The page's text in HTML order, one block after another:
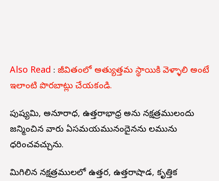
Also Read : జీవితంలో అత్యుత్తమ స్థాయికి వెళ్ళాలి అంటే
ఇలాంటి పొరబాట్లు చేయకండి.
పుష్యమి, అనూరాధ, ఉత్తరాభాధ్ర అను నక్షత్రములందు
జన్మించిన వారు ఏసమయమునందైనను నీలమును
ధరించవచ్చును.
మిగిలిన నక్షత్రములలో ఉత్తర, ఉత్తరాషాడ, కృత్తిక